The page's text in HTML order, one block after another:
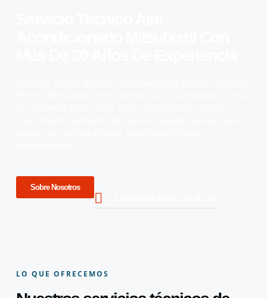
Sobre Nosotros
LO QUE OFRECEMOS